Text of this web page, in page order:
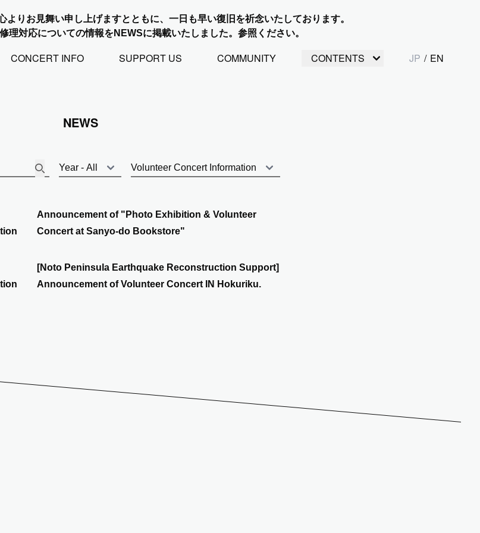
りお見舞い申し上げますとともに、一日も早い復旧を祈念いたしております。
理対応についての情報をNEWSに掲載いたしました。参照ください。
CONCERT INFO SUPPORT US COMMUNITY CONTENTS JP / EN
NEWS
Announcement of "Photo Exhibition & Volunteer
Concert at Sanyo-do Bookstore"
[Noto Peninsula Earthquake Reconstruction Support]
Announcement of Volunteer Concert IN Hokuriku.